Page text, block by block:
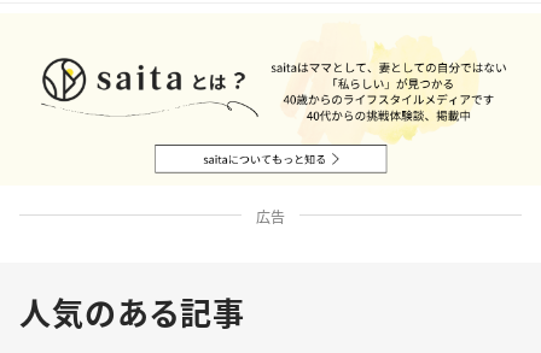
広告
人気のある記事